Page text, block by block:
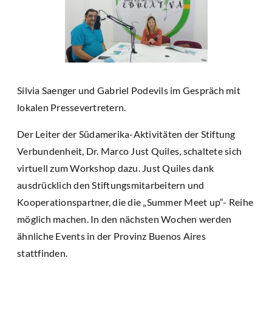
Silvia Saenger und Gabriel Podevils im Gespräch mit
lokalen Pressevertretern.
Der Leiter der Südamerika-Aktivitäten der Stiftung
Verbundenheit, Dr. Marco Just Quiles, schaltete sich
virtuell zum Workshop dazu. Just Quiles dank
ausdrücklich den Stiftungsmitarbeitern und
Kooperationspartner, die die „Summer Meet up“- Reihe
möglich machen. In den nächsten Wochen werden
ähnliche Events in der Provinz Buenos Aires
stattfinden.